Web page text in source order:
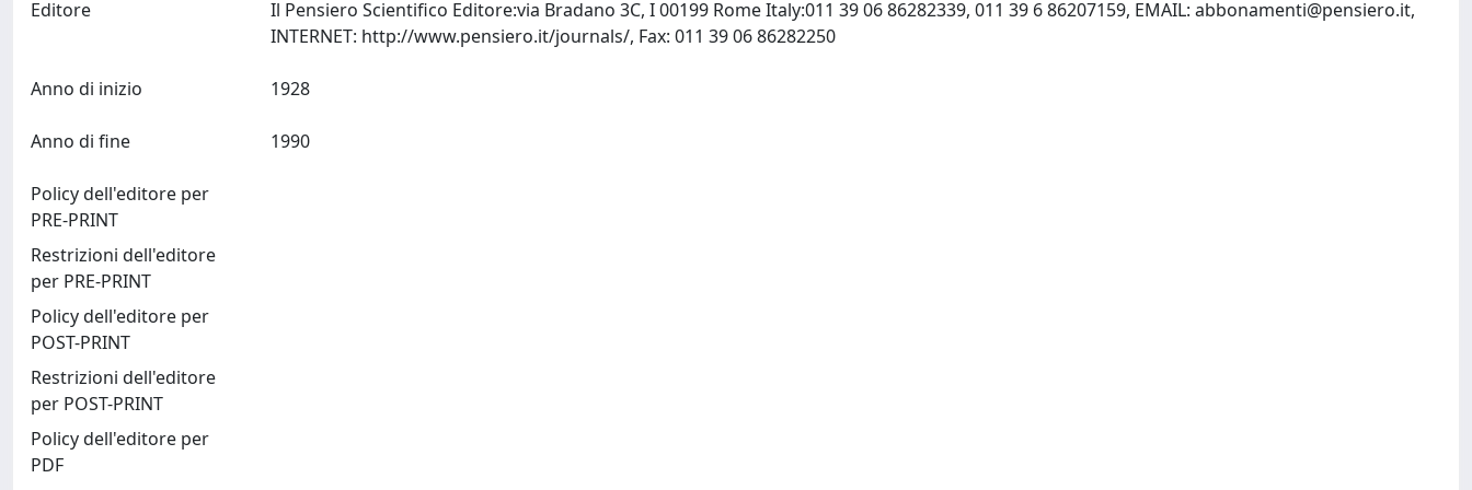
Editore Il Pensiero Scientifico Editore:via Bradano 3C, I 00199 Rome Italy:011 39 06 86282339, 011 39 6 86207159, EMAIL: abbonamenti@pensiero.it,
Anno di inizio
Anno di fine
Policy dell'editore per
PRE-PRINT
Restrizioni dell'editore
per PRE-PRINT
Policy dell'editore per
POST-PRINT
Restrizioni dell'editore
per POST-PRINT
Policy dell'editore per
PDF